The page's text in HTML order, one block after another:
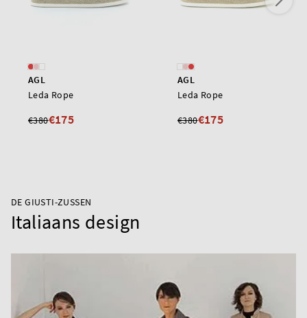
AGL
Leda Rope
€380€175
AGL
Leda Rope
€380€175
DE GIUSTI-ZUSSEN
Italiaans design